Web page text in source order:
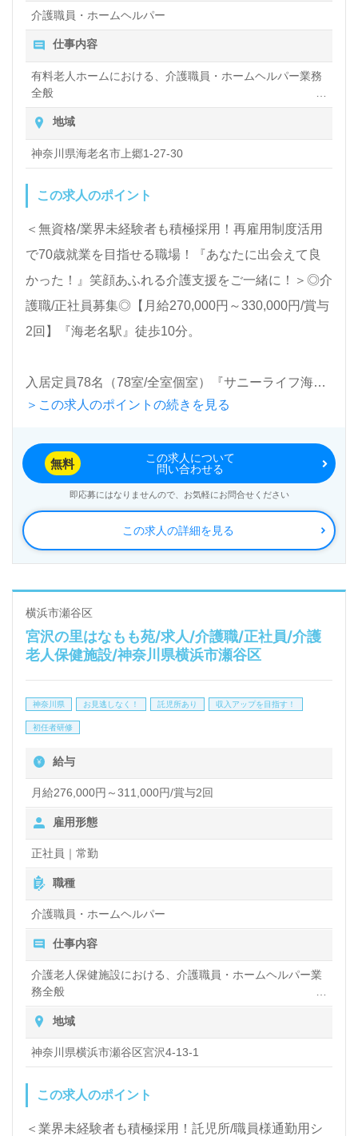
迎です。サービス提供エリアは相模原市、町田市の一
部。送迎業務がございますので普通自動車免許をお持
ちの方歓迎です。こちらの求人は＜MSW、相談員紹
介専任コンサルタント＞より募集詳細をご案内しま
す。お問い合わせも遠慮なくお願いします。
全国の求人をご紹介！医療/福祉業界の正社員/パート
仕事探しは【ウィルオブ介護】＊求人情報収集、将来
的検討の方も遠慮なく＊
LINE、メール、お電話などご希望に応じてお問い合
わせ/ご相談可能です。転職相談、求人紹介、年収交
渉など完全無料サービスをご利用いただけます。＜非
公開求人も取扱いあり！＞"転職支援"のプロと一緒に
介護職員・ホームヘルパー
仕事内容
有料老人ホームにおける、介護職員・ホームヘルパー業務
全般
入浴や排せつ、食事などの身体的サポート、買い物や掃
除、洗濯など日常生活のサポートなど
地域
神奈川県海老名市上郷1-27-30
この求人のポイント
＜無資格/業界未経験者も積極採用！再雇用制度活用
で70歳就業を目指せる職場！『あなたに出会えて良
かった！』笑顔あふれる介護支援をご一緒に！＞◎介
護職/正社員募集◎【月給270,000円～330,000円/賞与
2回】『海老名駅』徒歩10分。
入居定員78名（78室/全室個室）『サニーライフ海老
名』株式会社川島コーポレーション（本社：千葉県君
145ヶ所以上の介護付き有料老人ホーム、デイサービ
スを展開されています。ご入社された方から＊入社し
て良かった！＊のお声も届く法人様です。
◎『介護職に就いたきっかけをいつもわたしの真ん中
に』あなたの仕事がご利用者様の笑顔をつくります！
◎
看護助手や介護職経験のある方はもちろん、これから
介護職を目指される方も幅広く募集します。OJT/各
の事業所様です。住宅手当等の手厚い福利厚生も嬉し
たい』『資格取得を目指している、介護知識や技術力
を高めたい』『介護業界への夢や想いをカタチにした
い』『転職でキャリアチェンジを実現したい、施設形
態や環境を変えて仕事をしたい』等の方も大歓迎で
す！募集詳細等、担当コンサルタントよりご案内しま
す。お問い合わせも遠慮なくお願いします。
医療/福祉業界の正社員/パート求人探しは【ウィルオ
ブ介護】＊求人情報収集、将来的に検討の方も遠慮な
く。
LINE、メール、お電話などご希望に応じてお問い合
わせ/ご相談可能です。転職相談、求人紹介、年収交
公開求人も取扱いあり！＞"転職支援"のプロと一緒に
転職活動！お問い合わせお待ちしております。
＞この求人のポイントの続きを見る
この求人の詳細を見る
無料
この求人について
問い合わせる
即応募にはなりませんので、お気軽にお問合せください
横浜市瀬谷区
宮沢の里はなもも苑/求人/介護職/正社員/介護
老人保健施設/神奈川県横浜市瀬谷区
神奈川県 お見逃しなく！ 託児所あり 収入アップを目指す！
初任者研修
給与
月給276,000円～311,000円/賞与2回
雇用形態
正社員｜常勤
職種
介護職員・ホームヘルパー
仕事内容
介護老人保健施設における、介護職員・ホームヘルパー業
務全般
入浴や排せつ、食事などの身体的サポート、買い物や掃
除、洗濯など日常生活のサポートなど
地域
神奈川県横浜市瀬谷区宮沢4-13-1
この求人のポイント
＜業界未経験者も積極採用！託児所/職員様通勤用シ